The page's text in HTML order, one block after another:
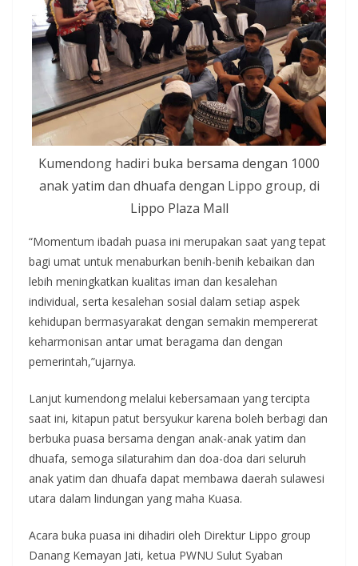
Kumendong hadiri buka bersama dengan 1000
anak yatim dan dhuafa dengan Lippo group, di
Lippo Plaza Mall
“Momentum ibadah puasa ini merupakan saat yang tepat
bagi umat untuk menaburkan benih-benih kebaikan dan
lebih meningkatkan kualitas iman dan kesalehan
individual, serta kesalehan sosial dalam setiap aspek
kehidupan bermasyarakat dengan semakin mempererat
keharmonisan antar umat beragama dan dengan
pemerintah,”ujarnya.
Lanjut kumendong melalui kebersamaan yang tercipta
saat ini, kitapun patut bersyukur karena boleh berbagi dan
berbuka puasa bersama dengan anak-anak yatim dan
dhuafa, semoga silaturahim dan doa-doa dari seluruh
anak yatim dan dhuafa dapat membawa daerah sulawesi
utara dalam lindungan yang maha Kuasa.
Acara buka puasa ini dihadiri oleh Direktur Lippo group
Danang Kemayan Jati, ketua PWNU Sulut Syaban